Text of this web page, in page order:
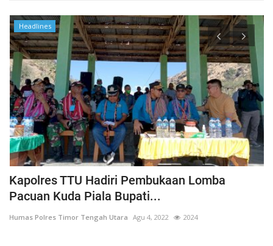
Headlines
Kapolres TTU Hadiri Pembukaan Lomba
Pacuan Kuda Piala Bupati...
Humas Polres Timor Tengah Utara Agu 4, 2022 2024